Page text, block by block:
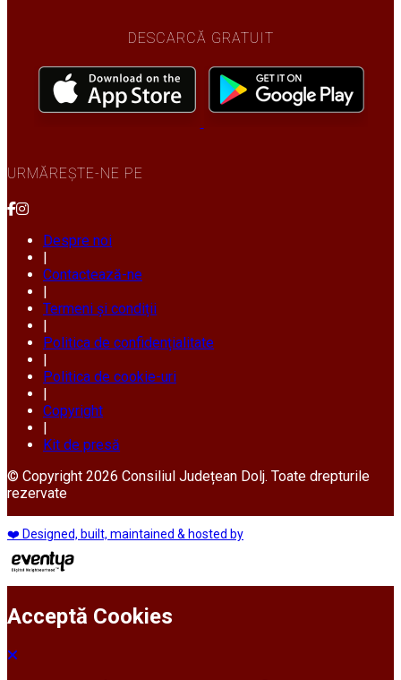
DESCARCĂ GRATUIT
URMĂREȘTE-NE PE
Despre noi
|
Contactează-ne
|
Termeni și condiții
|
Politica de confidențialitate
|
Politica de cookie-uri
|
Copyright
|
Kit de presă
© Copyright 2026 Consiliul Județean Dolj. Toate drepturile
rezervate
❤️ Designed, built, maintained & hosted by
Acceptă Cookies